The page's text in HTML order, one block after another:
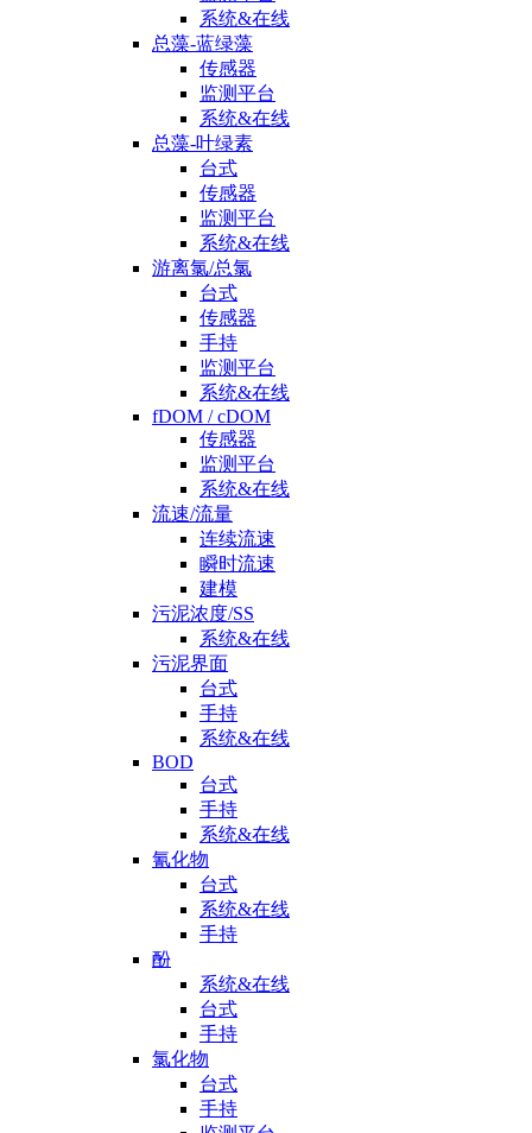
系统&在线
总藻-蓝绿藻
传感器
监测平台
系统&在线
总藻-叶绿素
台式
传感器
监测平台
系统&在线
游离氯/总氯
台式
传感器
手持
监测平台
系统&在线
fDOM / cDOM
传感器
监测平台
系统&在线
流速/流量
连续流速
瞬时流速
建模
污泥浓度/SS
系统&在线
污泥界面
台式
手持
系统&在线
BOD
台式
手持
系统&在线
氰化物
台式
系统&在线
手持
酚
系统&在线
台式
手持
氯化物
台式
手持